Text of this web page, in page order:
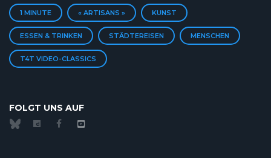
1 MINUTE « ARTISANS » KUNST
ESSEN & TRINKEN STÄDTEREISEN MENSCHEN
T4T VIDEO-CLASSICS
FOLGT UNS AUF